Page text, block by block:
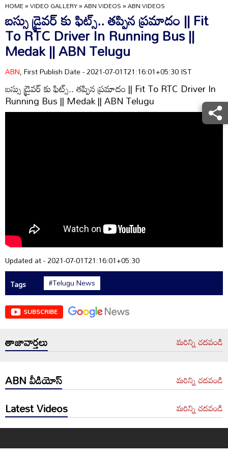
HOME»VIDEO GALLERY»ABN VIDEOS»ABN VIDEOS
బస్సు డ్రైవర్ కు ఫిట్స్.. తప్పిన ప్రమాదం || Fit
To RTC Driver In Running Bus ||
Medak || ABN Telugu
ABN, First Publish Date - 2021-07-01T21:16:01+05:30 IST
బస్సు డ్రైవర్ కు ఫిట్స్.. తప్పిన ప్రమాదం || Fit To RTC Driver In
Running Bus || Medak || ABN Telugu
Updated at - 2021-07-01T21:16:01+05:30
Tags
#Telugu News
SUBSCRIBE
తాజావార్తలు మరిన్ని చదవండి
ABN వీడియోస్ మరిన్ని చదవండి
Latest Videos మరిన్ని చదవండి